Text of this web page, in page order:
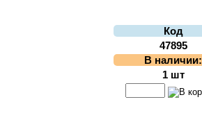
Код
47895
В наличии:
1 шт